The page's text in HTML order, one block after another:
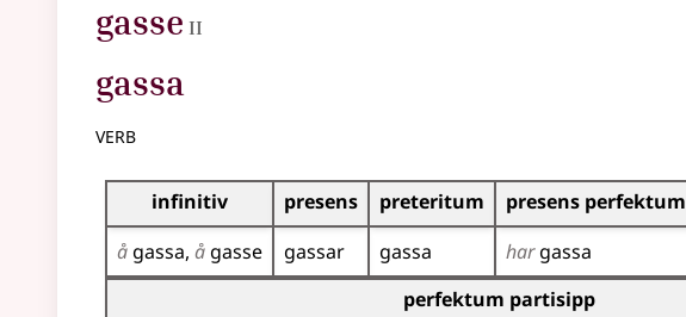
gasse II
gassa
verb
Bøyningstabell for dette verbet
infinitiv presens preteritum presens perfektum
å gassa å gasse gassar gassa hargassa
Bøyningstabell for dette verbet (partisippformer)
perfektum partisipp